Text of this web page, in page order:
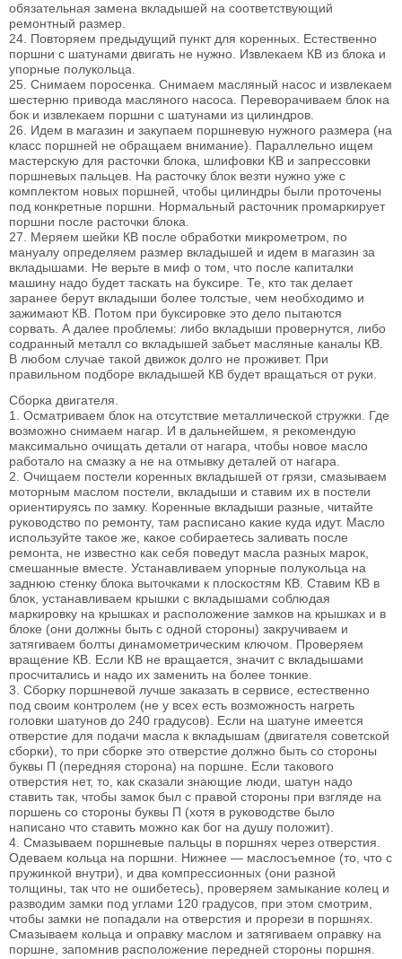
обязательная замена вкладышей на соответствующий
ремонтный размер.
24. Повторяем предыдущий пункт для коренных. Естественно
поршни с шатунами двигать не нужно. Извлекаем КВ из блока и
упорные полукольца.
25. Снимаем поросенка. Снимаем масляный насос и извлекаем
шестерню привода масляного насоса. Переворачиваем блок на
бок и извлекаем поршни с шатунами из цилиндров.
26. Идем в магазин и закупаем поршневую нужного размера (на
класс поршней не обращаем внимание). Параллельно ищем
мастерскую для расточки блока, шлифовки КВ и запрессовки
поршневых пальцев. На расточку блок везти нужно уже с
комплектом новых поршней, чтобы цилиндры были проточены
под конкретные поршни. Нормальный расточник промаркирует
поршни после расточки блока.
27. Меряем шейки КВ после обработки микрометром, по
мануалу определяем размер вкладышей и идем в магазин за
вкладышами. Не верьте в миф о том, что после капиталки
машину надо будет таскать на буксире. Те, кто так делает
заранее берут вкладыши более толстые, чем необходимо и
зажимают КВ. Потом при буксировке это дело пытаются
сорвать. А далее проблемы: либо вкладыши провернутся, либо
содранный металл со вкладышей забьет масляные каналы КВ.
В любом случае такой движок долго не проживет. При
правильном подборе вкладышей КВ будет вращаться от руки.
Сборка двигателя.
1. Осматриваем блок на отсутствие металлической стружки. Где
возможно снимаем нагар. И в дальнейшем, я рекомендую
максимально очищать детали от нагара, чтобы новое масло
работало на смазку а не на отмывку деталей от нагара.
2. Очищаем постели коренных вкладышей от грязи, смазываем
моторным маслом постели, вкладыши и ставим их в постели
ориентируясь по замку. Коренные вкладыши разные, читайте
руководство по ремонту, там расписано какие куда идут. Масло
используйте такое же, какое собираетесь заливать после
ремонта, не известно как себя поведут масла разных марок,
смешанные вместе. Устанавливаем упорные полукольца на
заднюю стенку блока выточками к плоскостям КВ. Ставим КВ в
блок, устанавливаем крышки с вкладышами соблюдая
маркировку на крышках и расположение замков на крышках и в
блоке (они должны быть с одной стороны) закручиваем и
затягиваем болты динамометрическим ключом. Проверяем
вращение КВ. Если КВ не вращается, значит с вкладышами
просчитались и надо их заменить на более тонкие.
3. Сборку поршневой лучше заказать в сервисе, естественно
под своим контролем (не у всех есть возможность нагреть
головки шатунов до 240 градусов). Если на шатуне имеется
отверстие для подачи масла к вкладышам (двигателя советской
сборки), то при сборке это отверстие должно быть со стороны
буквы П (передняя сторона) на поршне. Если такового
отверстия нет, то, как сказали знающие люди, шатун надо
ставить так, чтобы замок был с правой стороны при взгляде на
поршень со стороны буквы П (хотя в руководстве было
написано что ставить можно как бог на душу положит).
4. Смазываем поршневые пальцы в поршнях через отверстия.
Одеваем кольца на поршни. Нижнее — маслосъемное (то, что с
пружинкой внутри), и два компрессионных (они разной
толщины, так что не ошибетесь), проверяем замыкание колец и
разводим замки под углами 120 градусов, при этом смотрим,
чтобы замки не попадали на отверстия и прорези в поршнях.
Смазываем кольца и оправку маслом и затягиваем оправку на
поршне, запомнив расположение передней стороны поршня.